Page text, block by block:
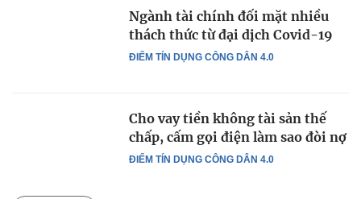
ĐIỂM TÍN DỤNG CÔNG DÂN 4.0
Ngành tài chính đối mặt nhiều
thách thức từ đại dịch Covid-19
ĐIỂM TÍN DỤNG CÔNG DÂN 4.0
Cho vay tiền không tài sản thế
chấp, cấm gọi điện làm sao đòi nợ